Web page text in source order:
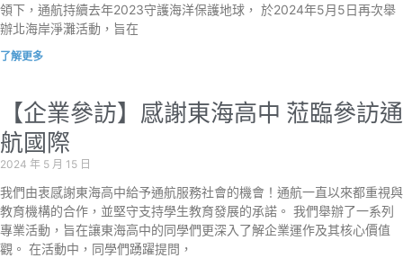
領下，通航持續去年2023守護海洋保護地球， 於2024年5月5日再次舉
辦北海岸淨灘活動，旨在
了解更多
【企業參訪】感謝東海高中 蒞臨參訪通
航國際
2024 年 5 月 15 日
我們由衷感謝東海高中給予通航服務社會的機會！通航一直以來都重視與
教育機構的合作，並堅守支持學生教育發展的承諾。 我們舉辦了一系列
專業活動，旨在讓東海高中的同學們更深入了解企業運作及其核心價值
觀。 在活動中，同學們踴躍提問，